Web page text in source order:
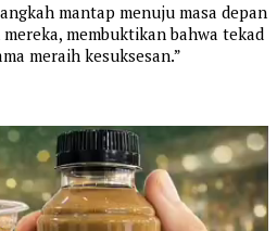
mantap menuju masa depan
membuktikan bahwa tekad
meraih kesuksesan.”